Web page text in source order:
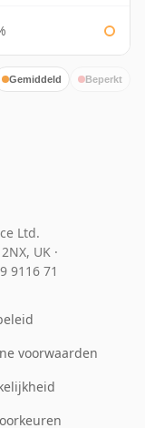
Gemiddeld Beperkt
Ltd.
UK ·
9116 71
voorwaarden